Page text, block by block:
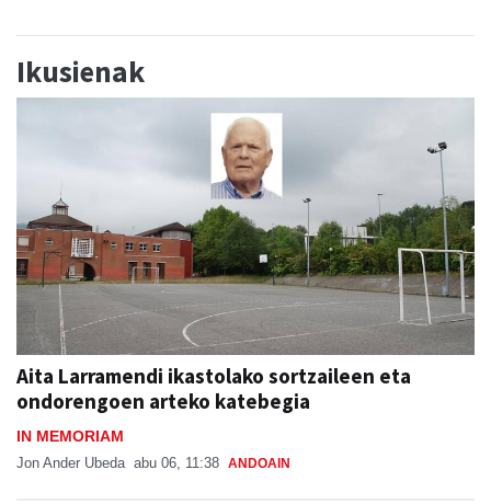
Ikusienak
Aita Larramendi ikastolako sortzaileen eta
ondorengoen arteko katebegia
IN MEMORIAM
Jon Ander Ubeda abu 06, 11:38 ANDOAIN